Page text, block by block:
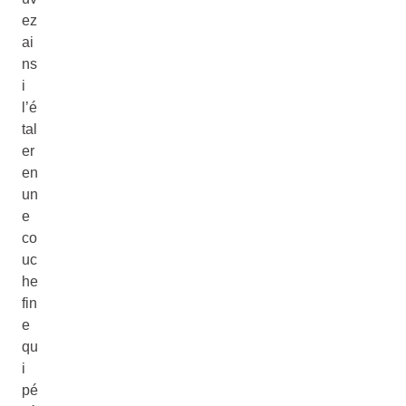
ez
ai
ns
i
l’é
tal
er
en
un
e
co
uc
he
fin
e
qu
i
pé